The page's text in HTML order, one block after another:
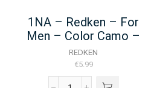
1NA – Redken – For
Men – Color Camo –
60ML
REDKEN
€5.99